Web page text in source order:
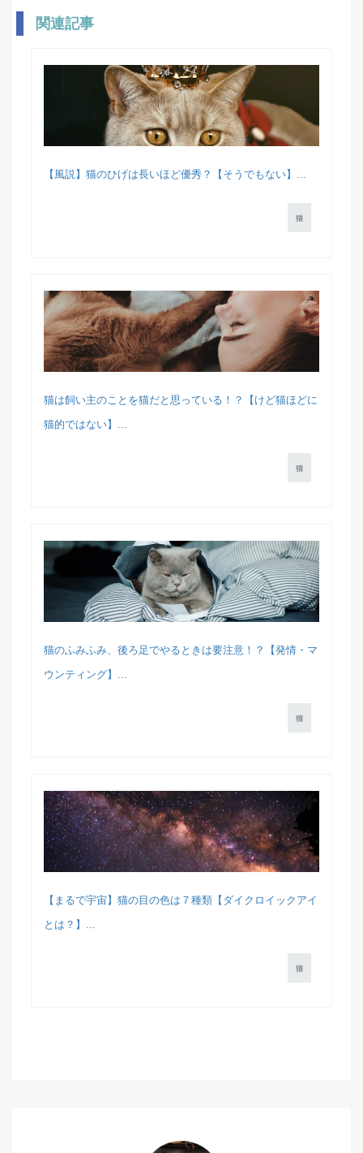
関連記事
【風説】猫のひげは長いほど優秀？【そうでもない】...
猫
猫は飼い主のことを猫だと思っている！？【けど猫ほどに
猫的ではない】...
猫
猫のふみふみ、後ろ足でやるときは要注意！？【発情・マ
ウンティング】...
猫
【まるで宇宙】猫の目の色は７種類【ダイクロイックアイ
とは？】...
猫